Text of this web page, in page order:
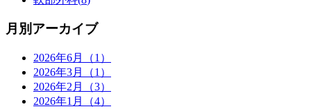
月別アーカイブ
2026年6月（1）
2026年3月（1）
2026年2月（3）
2026年1月（4）